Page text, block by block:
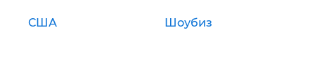
США Шоубиз